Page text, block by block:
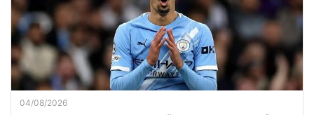
04/08/2026